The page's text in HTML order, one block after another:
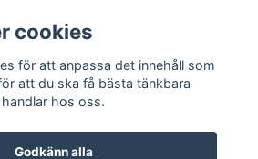
cookies
för att anpassa det innehåll som
att du ska få bästa tänkbara
hos oss.
Godkänn alla